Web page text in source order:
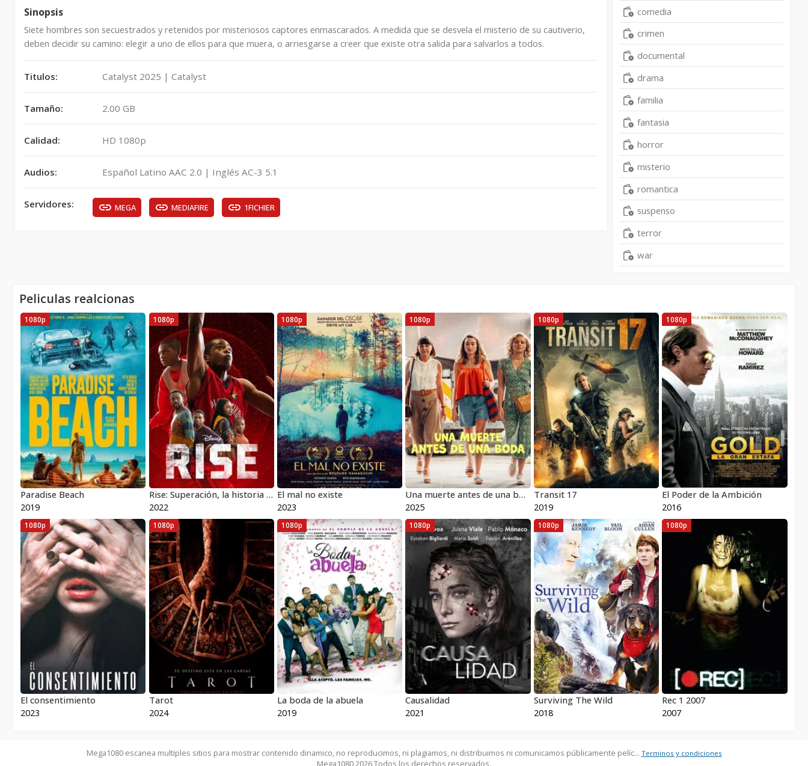
Sinopsis
Siete hombres son secuestrados y retenidos por misteriosos captores enmascarados. A medida que se desvela el misterio de su cautiverio,
deben decidir su camino: elegir a uno de ellos para que muera, o arriesgarse a creer que existe otra salida para salvarlos a todos.
Titulos: Catalyst 2025 | Catalyst
Tamaño: 2.00 GB
Calidad: HD 1080p
Audios: Español Latino AAC 2.0 | Inglés AC-3 5.1
Servidores: MEGA MEDIAFIRE 1FICHIER
comedia
crimen
documental
drama
familia
fantasia
horror
misterio
romantica
suspenso
terror
war
Peliculas realcionas
Paradise Beach
2019
1080p
Rise: Superación, la historia de la familia Antetokounmpo
2022
1080p
El mal no existe
2023
1080p
Una muerte antes de una boda
2025
1080p
Transit 17
2019
1080p
El Poder de la Ambición
2016
1080p
El consentimiento
2023
1080p
Tarot
2024
1080p
La boda de la abuela
2019
1080p
Causalidad
2021
1080p
Surviving The Wild
2018
1080p
Rec 1 2007
2007
1080p
Mega1080 escanea multiples sitios para mostrar contenido dinamico, no reproducimos, ni plagiamos, ni distribuimos ni comunicamos públicamente pelíc... Terminos y condiciones